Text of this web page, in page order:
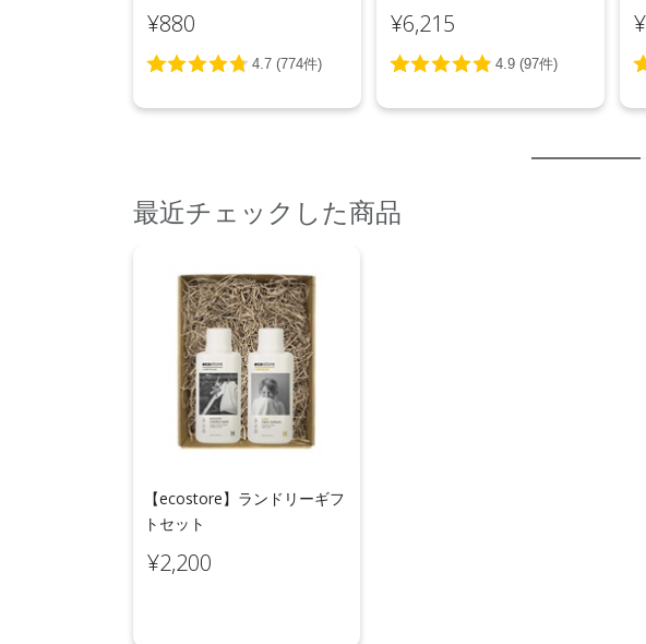
¥880 ¥6,215
最近チェックした商品
【ecostore】ランドリーギフ
トセット
¥2,200